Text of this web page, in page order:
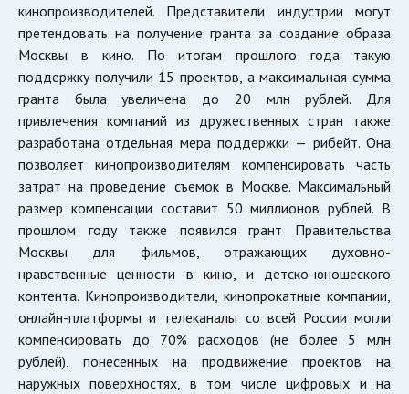
кинопроизводителей. Представители индустрии могут
претендовать на получение гранта за создание образа
Москвы в кино. По итогам прошлого года такую
поддержку получили 15 проектов, а максимальная сумма
гранта была увеличена до 20 млн рублей. Для
привлечения компаний из дружественных стран также
разработана отдельная мера поддержки — рибейт. Она
позволяет кинопроизводителям компенсировать часть
затрат на проведение съемок в Москве. Максимальный
размер компенсации составит 50 миллионов рублей. В
прошлом году также появился грант Правительства
Москвы для фильмов, отражающих духовно-
нравственные ценности в кино, и детско-юношеского
контента. Кинопроизводители, кинопрокатные компании,
онлайн-платформы и телеканалы со всей России могли
компенсировать до 70% расходов (не более 5 млн
рублей), понесенных на продвижение проектов на
наружных поверхностях, в том числе цифровых и на